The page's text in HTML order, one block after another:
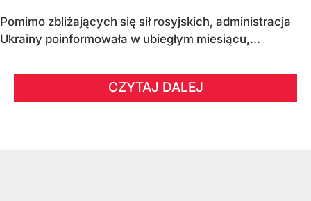
Pomimo zbliżających się sił rosyjskich, administracja
Ukrainy poinformowała w ubiegłym miesiącu,...
CZYTAJ DALEJ